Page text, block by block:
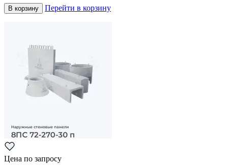
В корзину Перейти в корзину
Цена по запросу